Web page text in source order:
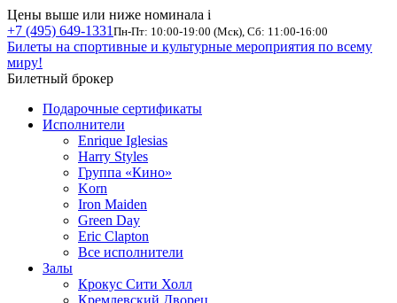
Цены выше или ниже номинала i
+7 (495) 649-1331 Пн-Пт: 10:00-19:00 (Мск), Сб: 11:00-16:00
Билеты на спортивные и культурные мероприятия по всему
миру!
Билетный брокер
Подарочные сертификаты
Исполнители
Enrique Iglesias
Harry Styles
Группа «Кино»
Korn
Iron Maiden
Green Day
Eric Clapton
Все исполнители
Залы
Крокус Сити Холл
Кремлевский Дворец